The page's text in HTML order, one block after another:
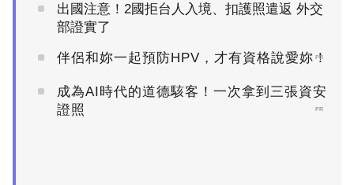
出國注意！2國拒台人入境、扣護照遣返 外交
部證實了
伴侶和妳一起預防HPV，才有資格說愛妳！
PR
成為AI時代的道德駭客！一次拿到三張資安
證照
PR